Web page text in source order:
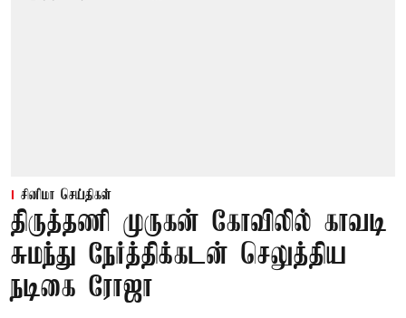
சினிமா செய்திகள்
திருத்தணி முருகன் கோவிலில் காவடி
சுமந்து நேர்த்திக்கடன் செலுத்திய
நடிகை ரோஜா